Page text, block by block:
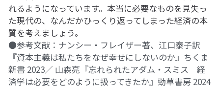
れるようになっています。本当に必要なものを見失っ
た現代の、なんだかひっくり返ってしまった経済の本
質を考えましょう。
●参考文献：ナンシー・フレイザー著、 江口泰子訳
『資本主義は私たちをなぜ幸せにしないのか』ちくま
新書 2023／ 山森亮『忘れられたアダム・スミス　経
済学は必要をどのように扱ってきたか』勁草書房 2024